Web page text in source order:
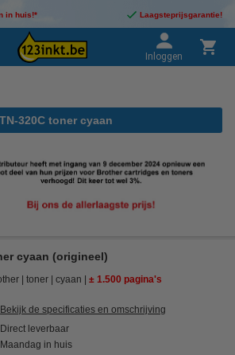
in huis!* Laagsteprijsgarantie!
Inloggen
TN-320C toner cyaan
cyaan (origineel)
toner cyaan ± 1.500 pagina's
Bekijk de specificaties en omschrijving
Direct leverbaar
Maandag in huis